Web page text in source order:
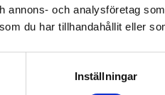
annons- och analysföretag
du har tillhandahållit eller
Inställningar